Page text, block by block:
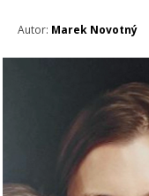
Autor: Marek Novotný